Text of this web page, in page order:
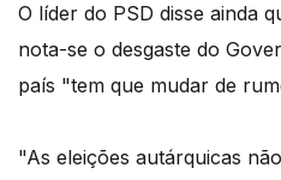
O líder do PSD disse ainda
nota-se o desgaste do
país "tem que mudar de
"As eleições autárquicas